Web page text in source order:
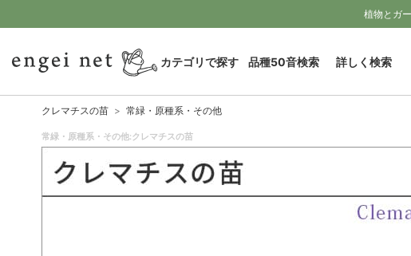
植物とガ
カテゴリで探す 品種50音検索 詳しく検索
クレマチスの苗 常緑・原種系・その他
常緑・原種系・その他:クレマチスの苗